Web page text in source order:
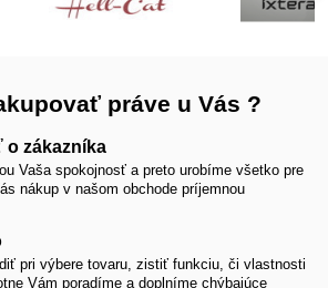
práve u Vás ?
zákazníka
Vaša spokojnosť a preto urobíme všetko pre
nákup v našom obchode príjemnou
pri výbere tovaru, zistiť funkciu, či vlastnosti
Vám poradíme a doplníme chýbajúce